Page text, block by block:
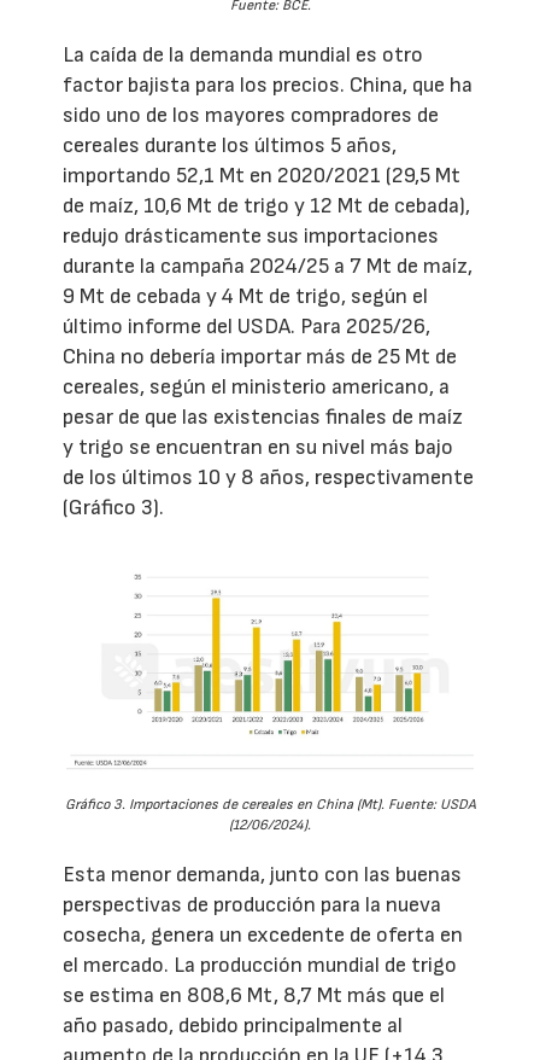
Fuente: BCE.
La caída de la demanda mundial es otro
factor bajista para los precios. China, que ha
sido uno de los mayores compradores de
cereales durante los últimos 5 años,
importando 52,1 Mt en 2020/2021 (29,5 Mt
de maíz, 10,6 Mt de trigo y 12 Mt de cebada),
redujo drásticamente sus importaciones
durante la campaña 2024/25 a 7 Mt de maíz,
9 Mt de cebada y 4 Mt de trigo, según el
último informe del USDA. Para 2025/26,
China no debería importar más de 25 Mt de
cereales, según el ministerio americano, a
pesar de que las existencias finales de maíz
y trigo se encuentran en su nivel más bajo
de los últimos 10 y 8 años, respectivamente
(Gráfico 3).
Gráfico 3. Importaciones de cereales en China (Mt). Fuente: USDA
(12/06/2024).
Esta menor demanda, junto con las buenas
perspectivas de producción para la nueva
cosecha, genera un excedente de oferta en
el mercado. La producción mundial de trigo
se estima en 808,6 Mt, 8,7 Mt más que el
año pasado, debido principalmente al